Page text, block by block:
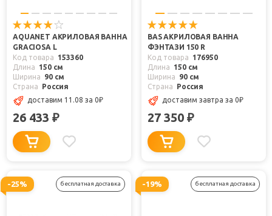
AQUANET АКРИЛОВАЯ ВАННА
GRACIOSA L
Код товара
153360
Длина
150 см
Ширина
90 см
Страна
Россия
доставим 11.08 за 0₽
26 433 ₽
BAS АКРИЛОВАЯ ВАННА
ФЭНТАЗИ 150 R
Код товара
176950
Длина
150 см
Ширина
90 см
Страна
Россия
доставим завтра за 0₽
27 350 ₽
-25% бесплатная доставка -19% бесплатная доставка